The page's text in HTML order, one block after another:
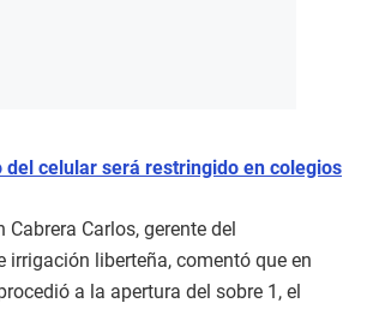
del celular será restringido en colegios
Cabrera Carlos, gerente del
irrigación liberteña, comentó que en
a la apertura del sobre 1, el